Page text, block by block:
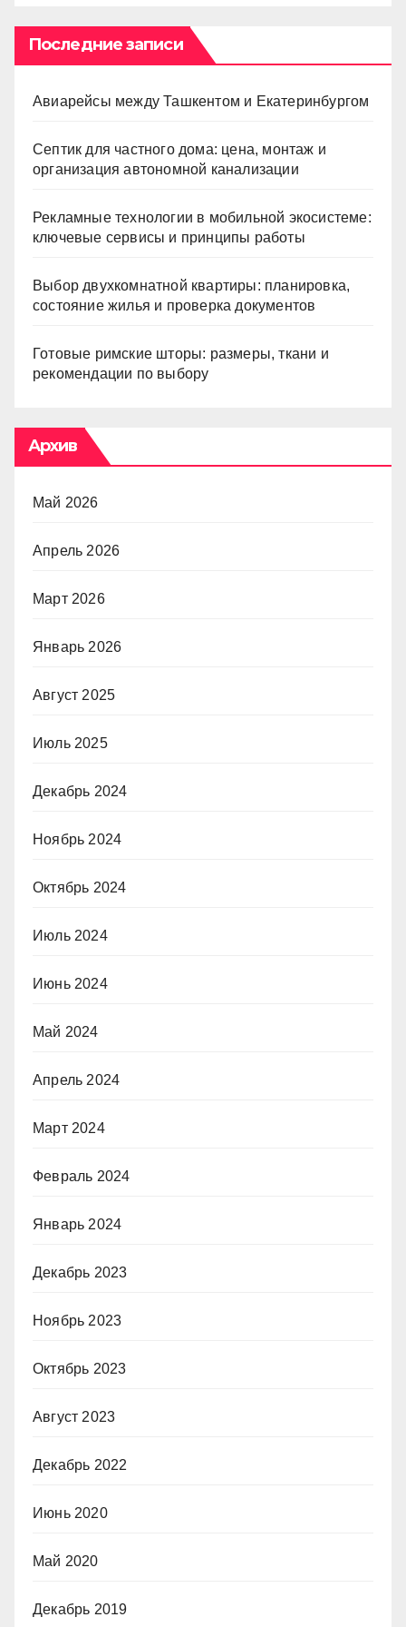
Последние записи
Авиарейсы между Ташкентом и Екатеринбургом
Септик для частного дома: цена, монтаж и
организация автономной канализации
Рекламные технологии в мобильной экосистеме:
ключевые сервисы и принципы работы
Выбор двухкомнатной квартиры: планировка,
состояние жилья и проверка документов
Готовые римские шторы: размеры, ткани и
рекомендации по выбору
Архив
Май 2026
Апрель 2026
Март 2026
Январь 2026
Август 2025
Июль 2025
Декабрь 2024
Ноябрь 2024
Октябрь 2024
Июль 2024
Июнь 2024
Май 2024
Апрель 2024
Март 2024
Февраль 2024
Январь 2024
Декабрь 2023
Ноябрь 2023
Октябрь 2023
Август 2023
Декабрь 2022
Июнь 2020
Май 2020
Декабрь 2019